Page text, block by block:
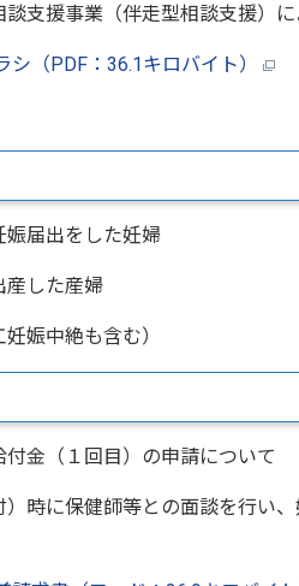
支援事業（伴走型相談支援）
（PDF：36.1キロバイト）
届出をした妊婦
した産婦
中絶も含む）
金（１回目）の申請について
時に保健師等との面談を行い